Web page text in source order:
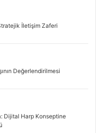
İletişim Zaferi
Değerlendirilmesi
Dijital Harp Konseptine